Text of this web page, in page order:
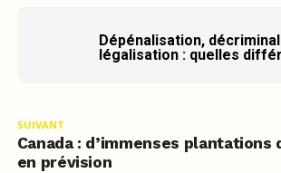
Dépénalisation,
légalisation : quelles
SUIVANT
Canada : d’immenses plantations
en prévision